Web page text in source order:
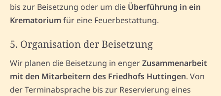
bis zur Beisetzung oder um die Überführung in ein
Krematoriumfür eine Feuerbestattung.
5. Organisation der Beisetzung
Wir planen die Beisetzung in engerZusammenarbeit
mit den Mitarbeitern des Friedhofs Huttingen. Von
der Terminabsprache bis zur Reservierung eines